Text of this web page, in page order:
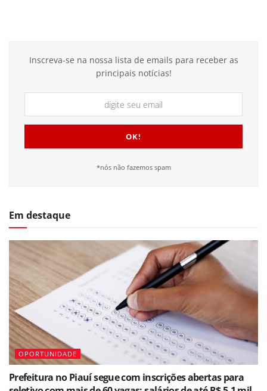
Inscreva-se na nossa lista de emails para receber as
principais notícias!
*nós não fazemos spam
Em destaque
OPORTUNIDADE
Prefeitura no Piauí segue com inscrições abertas para